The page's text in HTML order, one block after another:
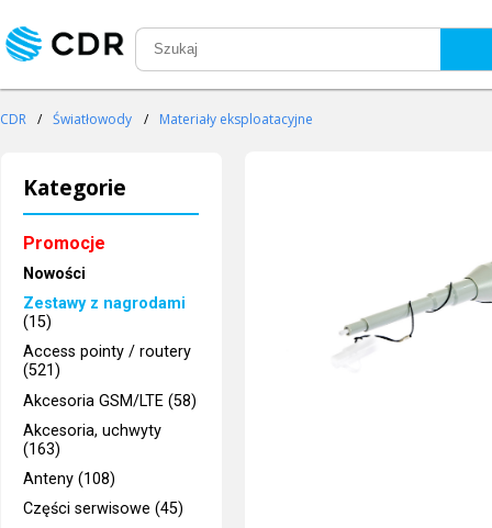
CDR / Światłowody / Materiały eksploatacyjne
Kategorie
Promocje
Nowości
Zestawy z nagrodami
(15)
Access pointy / routery
(521)
Akcesoria GSM/LTE (58)
Akcesoria, uchwyty
(163)
Anteny (108)
Części serwisowe (45)